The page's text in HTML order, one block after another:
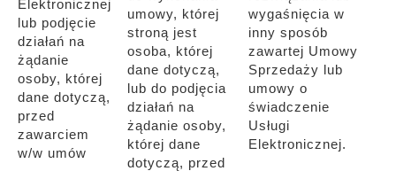
Elektronicznej
lub podjęcie
działań na
żądanie
osoby, której
dane dotyczą,
przed
zawarciem
w/w umów
umowy, której
stroną jest
osoba, której
dane dotyczą,
lub do podjęcia
działań na
żądanie osoby,
której dane
dotyczą, przed
wygaśnięcia w
inny sposób
zawartej Umowy
Sprzedaży lub
umowy o
świadczenie
Usługi
Elektronicznej.